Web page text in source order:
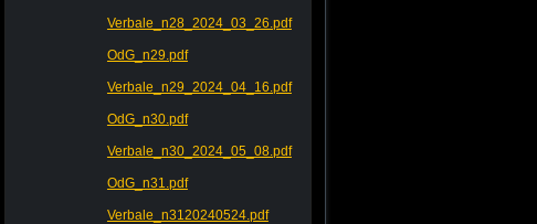
Verbale_n28_2024_03_26.pdf
OdG_n29.pdf
Verbale_n29_2024_04_16.pdf
OdG_n30.pdf
Verbale_n30_2024_05_08.pdf
OdG_n31.pdf
Verbale_n3120240524.pdf